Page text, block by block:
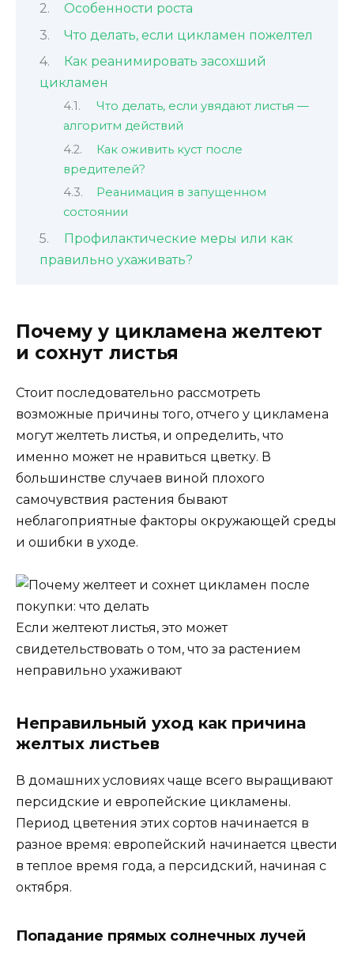
Особенности роста
Что делать, если цикламен пожелтел
Как реанимировать засохший
цикламен
Что делать, если увядают листья —
алгоритм действий
Как оживить куст после
вредителей?
Реанимация в запущенном
состоянии
Профилактические меры или как
правильно ухаживать?
Почему у цикламена желтеют
и сохнут листья
Стоит последовательно рассмотреть
возможные причины того, отчего у цикламена
могут желтеть листья, и определить, что
именно может не нравиться цветку. В
большинстве случаев виной плохого
самочувствия растения бывают
неблагоприятные факторы окружающей среды
и ошибки в уходе.
Если желтеют листья, это может
свидетельствовать о том, что за растением
неправильно ухаживают
Неправильный уход как причина
желтых листьев
В домашних условиях чаще всего выращивают
персидские и европейские цикламены.
Период цветения этих сортов начинается в
разное время: европейский начинается цвести
в теплое время года, а персидский, начиная с
октября.
Попадание прямых солнечных лучей